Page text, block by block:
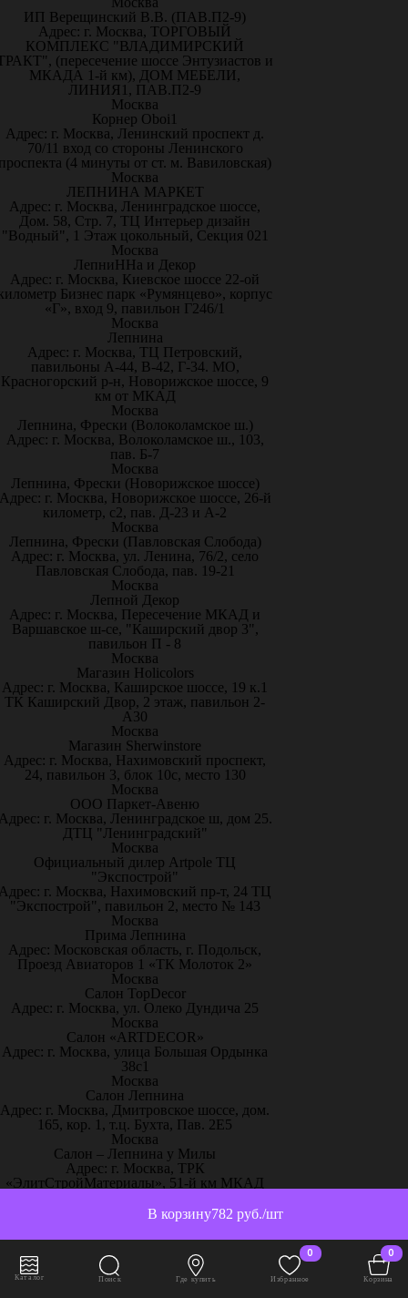
782 руб./шт
В корзину
ИП Верещинский В.В. (ПАВ.П2-9)
Адрес: г. Москва, ТОРГОВЫЙ
КОМПЛЕКС "ВЛАДИМИРСКИЙ
(пересечение шоссе Энтузиастов и
МКАДА 1-й км), ДОМ МЕБЕЛИ,
ЛИНИЯ1, ПАВ.П2-9
Москва
Корнер Oboi1
Адрес: г. Москва, Ленинский проспект д.
70/11 вход со стороны Ленинского
(4 минуты от ст. м. Вавиловская)
Москва
ЛЕПНИНА МАРКЕТ
Адрес: г. Москва, Ленинградское шоссе,
Дом. 58, Стр. 7, ТЦ Интерьер дизайн
"Водный", 1 Этаж цокольный, Секция 021
Москва
ЛепниННа и Декор
Адрес: г. Москва, Киевское шоссе 22-ой
Бизнес парк «Румянцево», корпус
«Г», вход 9, павильон Г246/1
Москва
Лепнина
Адрес: г. Москва, ТЦ Петровский,
павильоны А-44, В-42, Г-34. МО,
Красногорский р-н, Новорижское шоссе, 9
км от МКАД
Москва
Лепнина, Фрески (Волоколамское ш.)
Адрес: г. Москва, Волоколамское ш., 103,
пав. Б-7
Москва
Лепнина, Фрески (Новорижское шоссе)
г. Москва, Новорижское шоссе, 26-й
километр, с2, пав. Д-23 и А-2
Москва
Лепнина, Фрески (Павловская Слобода)
Адрес: г. Москва, ул. Ленина, 76/2, село
Павловская Слобода, пав. 19-21
Москва
Лепной Декор
Адрес: г. Москва, Пересечение МКАД и
Варшавское ш-се, "Каширский двор 3",
павильон П - 8
Москва
Магазин Holicolors
Адрес: г. Москва, Каширское шоссе, 19 к.1
ТК Каширский Двор, 2 этаж, павильон 2-
А30
Москва
Магазин Sherwinstore
Адрес: г. Москва, Нахимовский проспект,
24, павильон 3, блок 10с, место 130
Москва
ООО Паркет-Авeню
г. Москва, Ленинградское ш, дом 25.
ДТЦ "Ленинградский"
Москва
Официальный дилер Artpole ТЦ
"Экспострой"
г. Москва, Нахимовский пр-т, 24 ТЦ
"Экспострой", павильон 2, место № 143
Москва
Прима Лепнина
Адрес: Московская область, г. Подольск,
Проезд Авиаторов 1 «ТК Молоток 2»
Москва
Салон TopDecor
Адрес: г. Москва, ул. Олеко Дундича 25
Москва
Салон «ARTDECOR»
Адрес: г. Москва, улица Большая Ордынка
38с1
Москва
Салон Лепнина
Адрес: г. Москва, Дмитровское шоссе, дом.
165, кор. 1, т.ц. Бухта, Пав. 2Е5
Москва
Салон – Лепнина у Милы
Адрес: г. Москва, ТРК
«ЭлитСтройМатериалы», 51-й км МКАД
павильон С13
Творческий дом «Красота и уют»
Адрес: г. Москва, ул. Рябиновая, 41, ЭДЦ
Madex (2 этаж прямо от эскалатора эксп. 2-
27, 2-28)
Каталог Поиск Где купить
0
Избранное
0
Корзина